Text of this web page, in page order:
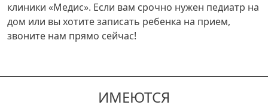
клиники «Медис». Если вам срочно нужен педиатр на
дом или вы хотите записать ребенка на прием,
звоните нам прямо сейчас!
ИМЕЮТСЯ